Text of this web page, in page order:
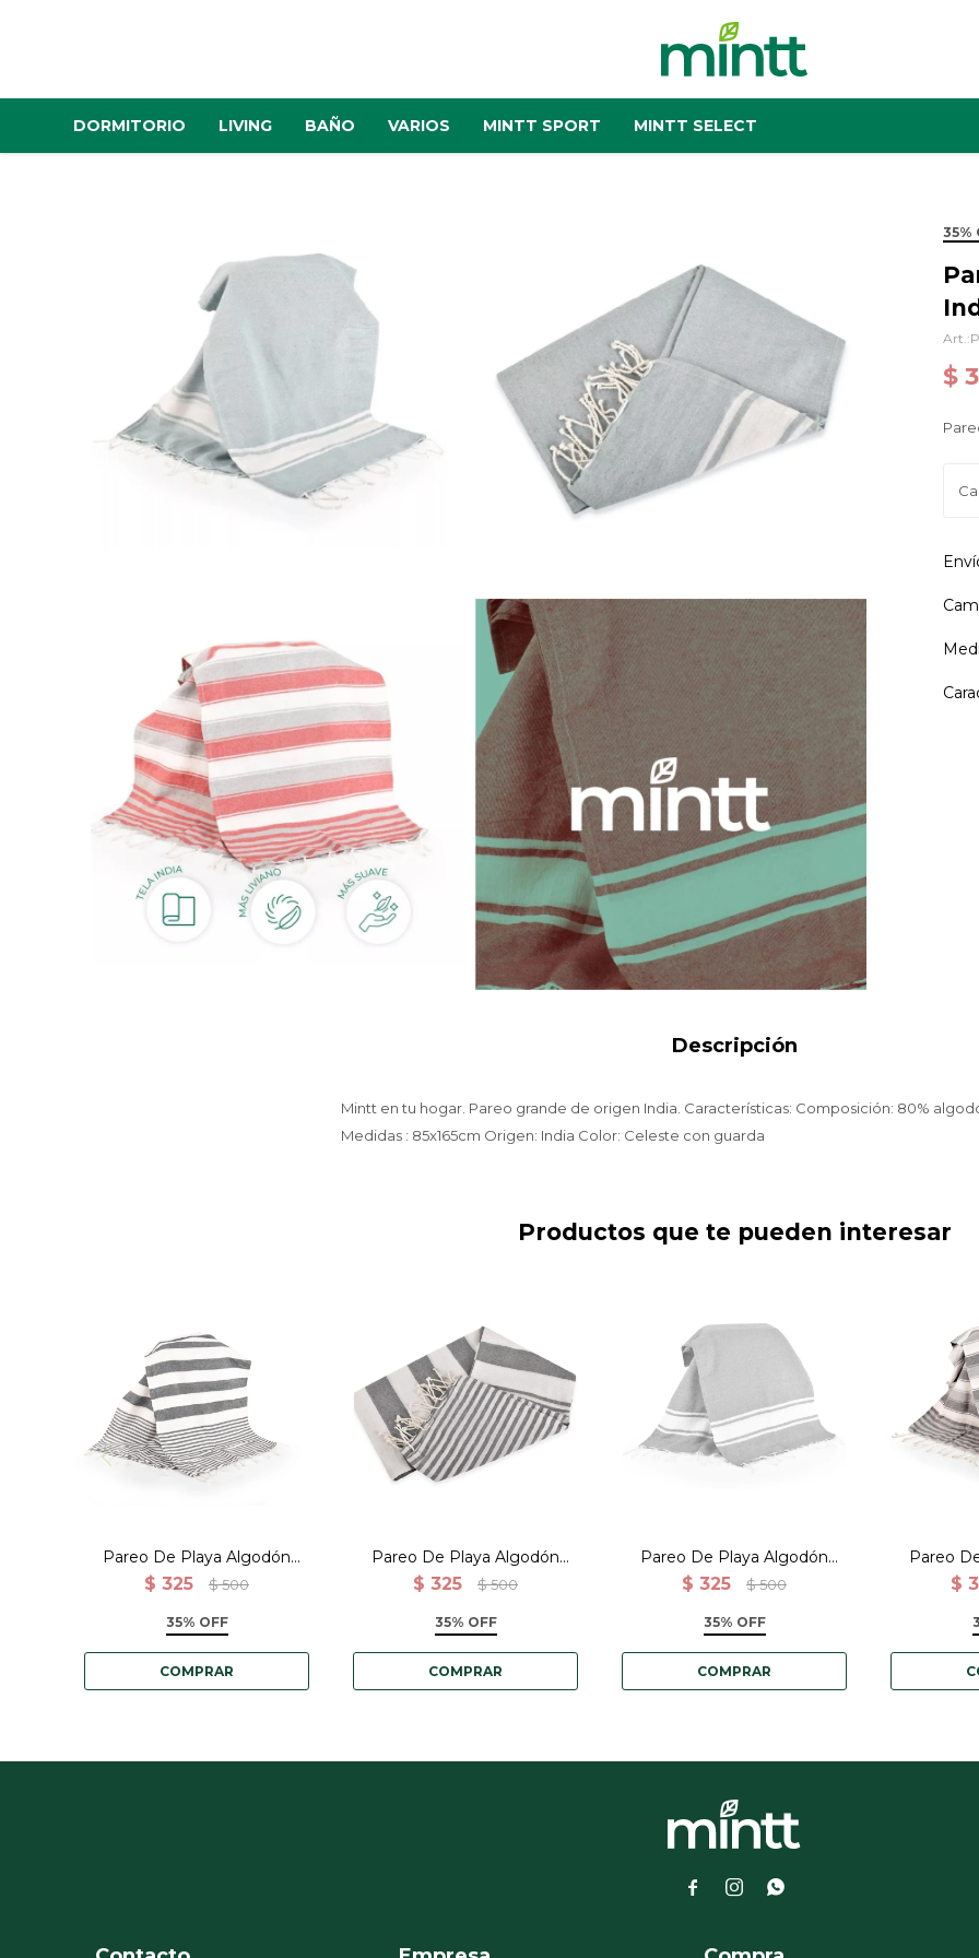
DORMITORIO LIVING BAÑO VARIOS MINTT SPORT MINTT SELECT
35%
$
Descripción
Mintt en tu hogar. Pareo grande de origen India. Características: Composición: 80%
Medidas : 85x165cm Origen: India Color: Celeste con guarda
Productos que te pueden interesar
Pareo 90X180 Negro con
rayas
Pareo De Playa Algodón
India - Negro con rayas
$ 325 $ 500
35% OFF
Pareo 90X180 Gris con
rayas
Pareo De Playa Algodón
India - Gris con rayas
$ 325 $ 500
35% OFF
Pareo 90X180 Gris con
guarda
Pareo De Playa Algodón
India - Gris con guarda
$ 325 $ 500
35% OFF
Pareo
India -
$
  